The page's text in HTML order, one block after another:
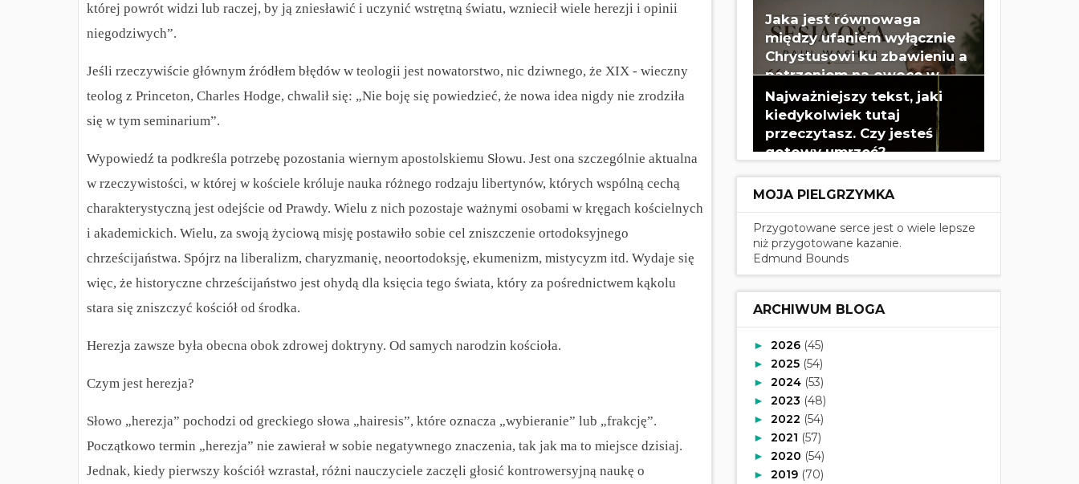
której powrót widzi lub raczej, by ją zniesławić i uczynić wstrętną światu, wzniecił wiele herezji i opinii
niegodziwych”.
Jeśli rzeczywiście głównym źródłem błędów w teologii jest nowatorstwo, nic dziwnego, że XIX - wieczny
teolog z Princeton, Charles Hodge, chwalił się: „Nie boję się powiedzieć, że nowa idea nigdy nie zrodziła
się w tym seminarium”.
Wypowiedź ta podkreśla potrzebę pozostania wiernym apostolskiemu Słowu. Jest ona szczególnie aktualna
w rzeczywistości, w której w kościele króluje nauka różnego rodzaju libertynów, których wspólną cechą
charakterystyczną jest odejście od Prawdy. Wielu z nich pozostaje ważnymi osobami w kręgach kościelnych
i akademickich. Wielu, za swoją życiową misję postawiło sobie cel zniszczenie ortodoksyjnego
chrześcijaństwa. Spójrz na liberalizm, charyzmanię, neoortodoksję, ekumenizm, mistycyzm itd. Wydaje się
więc, że historyczne chrześcijaństwo jest ohydą dla księcia tego świata, który za pośrednictwem kąkolu
stara się zniszczyć kościół od środka.
Herezja zawsze była obecna obok zdrowej doktryny. Od samych narodzin kościoła.
Czym jest herezja?
Słowo „herezja” pochodzi od greckiego słowa „hairesis”, które oznacza „wybieranie” lub „frakcję”.
Początkowo termin „herezja” nie zawierał w sobie negatywnego znaczenia, tak jak ma to miejsce dzisiaj.
Jednak, kiedy pierwszy kościół wzrastał, różni nauczyciele zaczęli głosić kontrowersyjną naukę o
Jaka jest równowaga
między ufaniem wyłącznie
Chrystusowi ku zbawieniu a
patrzeniem na owoce w
swoim życiu? - Paul Washer
Najważniejszy tekst, jaki
kiedykolwiek tutaj
przeczytasz. Czy jesteś
gotowy umrzeć?
MOJA PIELGRZYMKA
Przygotowane serce jest o wiele lepsze
niż przygotowane kazanie.
Edmund Bounds
ARCHIWUM BLOGA
► 2026 (45)
► 2025 (54)
► 2024 (53)
► 2023 (48)
► 2022 (54)
► 2021 (57)
► 2020 (54)
► 2019 (70)